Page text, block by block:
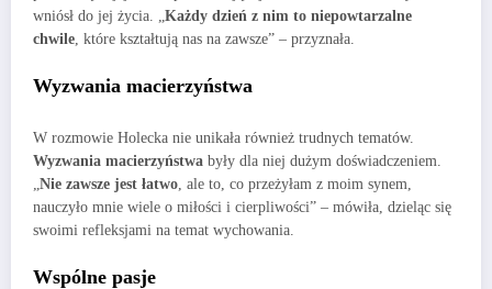
wniósł do jej życia. „ Każdy dzień z nim to niepowtarzalne
chwile , które kształtują nas na zawsze” – przyznała.
Wyzwania macierzyństwa
W rozmowie Holecka nie unikała również trudnych tematów.
Wyzwania macierzyństwa były dla niej dużym doświadczeniem.
Nie zawsze jest łatwo , ale to, co przeżyłam z moim synem,
nauczyło mnie wiele o miłości i cierpliwości” – mówiła, dzieląc się
swoimi refleksjami na temat wychowania.
Wspólne pasje